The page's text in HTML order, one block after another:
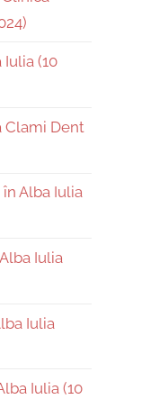
(10
Clami Dent
Alba Iulia
Iulia
Iulia
Iulia (10